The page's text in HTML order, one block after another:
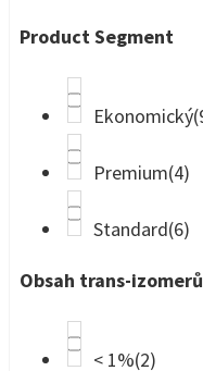
Product Segment
Ekonomický
Premium(4)
Standard(6)
Obsah trans-
< 1%(2)